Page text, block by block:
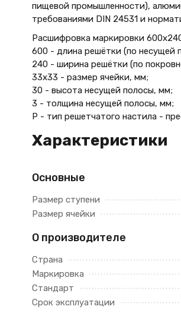
пищевой промышленности),
требованиями DIN 24531 и
Расшифровка маркировки
600 - длина решётки (по несущей
240 - ширина решётки (по
33х33 - размер ячейки, мм;
30 - высота несущей полосы, мм;
3 - толщина несущей полосы, мм;
Р - тип решетчатого настила -
Характеристики
Основные
Размер ступени
Размер ячейки
О производителе
Страна
Маркировка
Стандарт
Срок эксплуатации